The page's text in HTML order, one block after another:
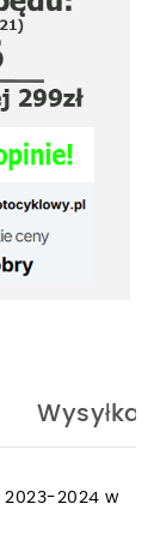
Wysyłka
2023-2024 w